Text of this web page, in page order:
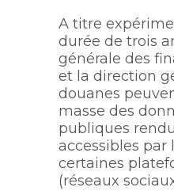
A titre
durée de trois
générale des
et la direction
douanes
masse des
publiques
accessibles par
certaines
(réseaux